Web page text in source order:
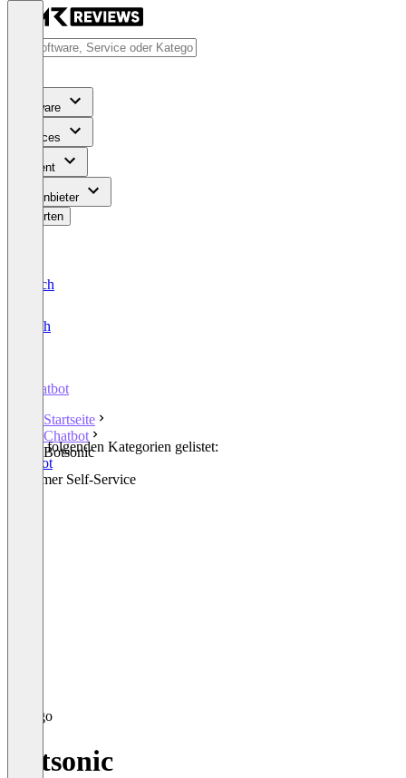
Software
Services
Content
Für Anbieter
Bewerten
Deutsch
English
Chatbot
Startseite
Chatbot
Botsonic
In den folgenden Kategorien gelistet:
Chatbot
Customer Self-Service
Botsonic